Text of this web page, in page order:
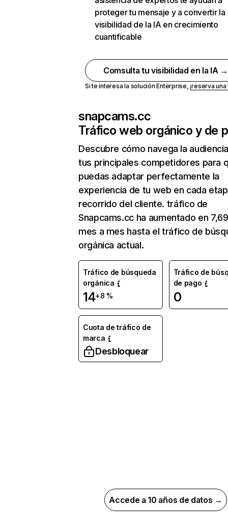
proteger tu mensaje y a convertir la
visibilidad de la IA en crecimiento
cuantificable
Comsulta tu visibilidad en la IA →
Si te interesa la solución Enterprise,¡reserva
snapcams.cc
Tráfico web orgánico y de
Descubre cómo navega la
tus principales competidores para
puedas adaptar perfectamente la
experiencia de tu web en cada
recorrido del cliente. tráfico de
Snapcams.cc ha aumentado en
mes a mes hasta el tráfico de
orgánica actual.
Tráfico de búsqueda
orgánica
14+8 %
Tráfico de
de pago
0
Cuota de tráfico de
marca
Desbloquear
Accede a 10 años de datos →